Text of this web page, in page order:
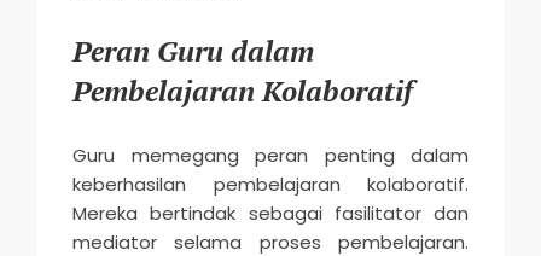
Peran Guru dalam
Pembelajaran Kolaboratif
Guru memegang peran penting dalam
keberhasilan pembelajaran kolaboratif.
Mereka bertindak sebagai fasilitator dan
mediator selama proses pembelajaran.